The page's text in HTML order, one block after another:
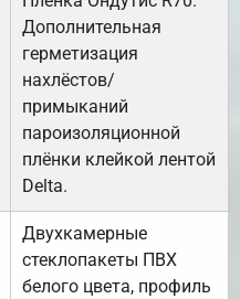
Дополнительная
герметизация
нахлёстов/
примыканий
пароизоляционной
плёнки клейкой лентой
Delta.
Двухкамерные
стеклопакеты ПВХ
белого цвета, профиль